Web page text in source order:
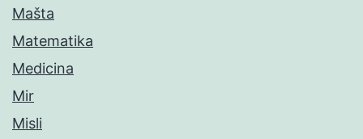
Mašta
Matematika
Medicina
Mir
Misli